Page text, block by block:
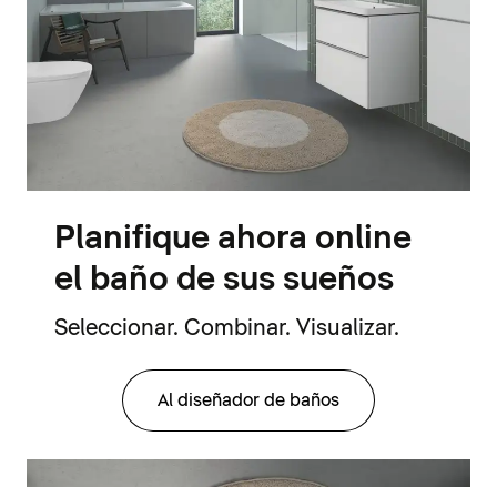
Planifique ahora online
el baño de sus sueños
Seleccionar. Combinar. Visualizar.
Al diseñador de baños